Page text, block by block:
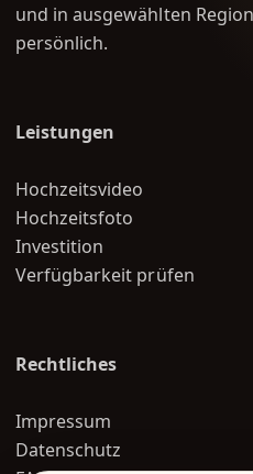
und in ausgewählten
persönlich.
Leistungen
Hochzeitsvideo
Hochzeitsfoto
Investition
Verfügbarkeit prüfen
Rechtliches
Impressum
Datenschutz